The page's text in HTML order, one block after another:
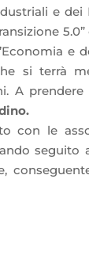
e
si terrà
A
le